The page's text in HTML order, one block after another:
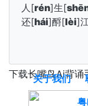
人[rén]生[
还[hái]酹[lèi]
下载长嘴鸟Ai背诵
关于我们